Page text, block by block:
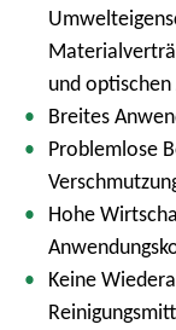
und
Breites
Problemlose
Hohe
Keine